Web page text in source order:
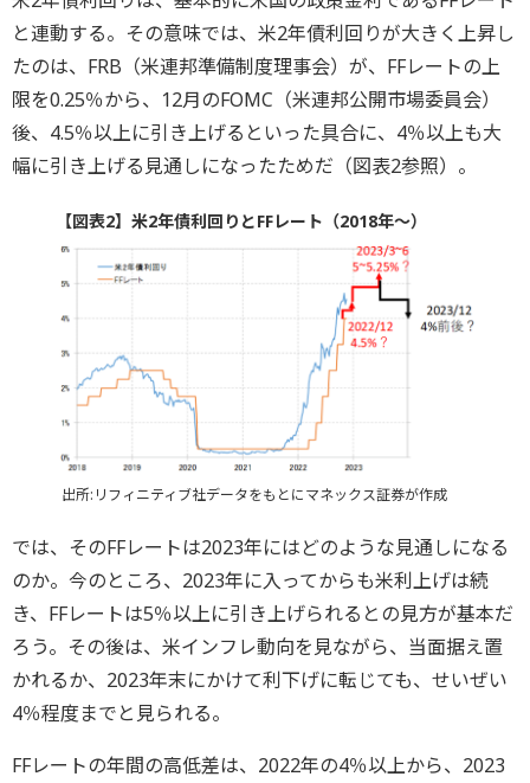
と連動する。その意味では、米2年債利回りが大きく上昇し
たのは、FRB（米連邦準備制度理事会）が、FFレートの上
限を0.25％から、12月のFOMC（米連邦公開市場委員会）
後、4.5％以上に引き上げるといった具合に、4％以上も大
幅に引き上げる見通しになったためだ（図表2参照）。
【図表2】米2年債利回りとFFレート（2018年～）
出所:リフィニティブ社データをもとにマネックス証券が作成
では、そのFFレートは2023年にはどのような見通しになる
のか。今のところ、2023年に入ってからも米利上げは続
き、FFレートは5％以上に引き上げられるとの見方が基本だ
ろう。その後は、米インフレ動向を見ながら、当面据え置
かれるか、2023年末にかけて利下げに転じても、せいぜい
4％程度までと見られる。
FFレートの年間の高低差は、2022年の4％以上から、2023